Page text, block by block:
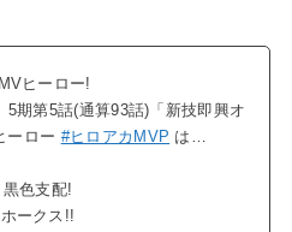
ヒーロー!
5期第5話(通算93話)「新技即興オ
ーロー #ヒロアカMVP は…
色支配!
ークス!!